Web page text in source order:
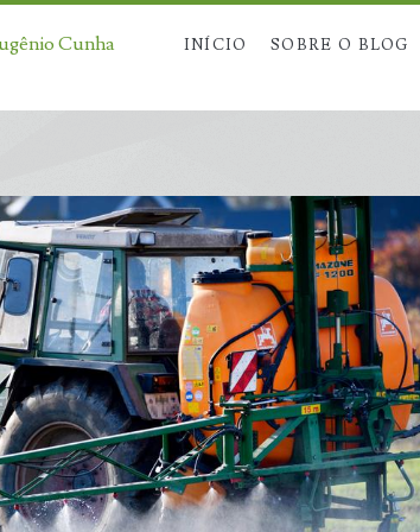
Cunha INÍCIO SOBRE O BLOG